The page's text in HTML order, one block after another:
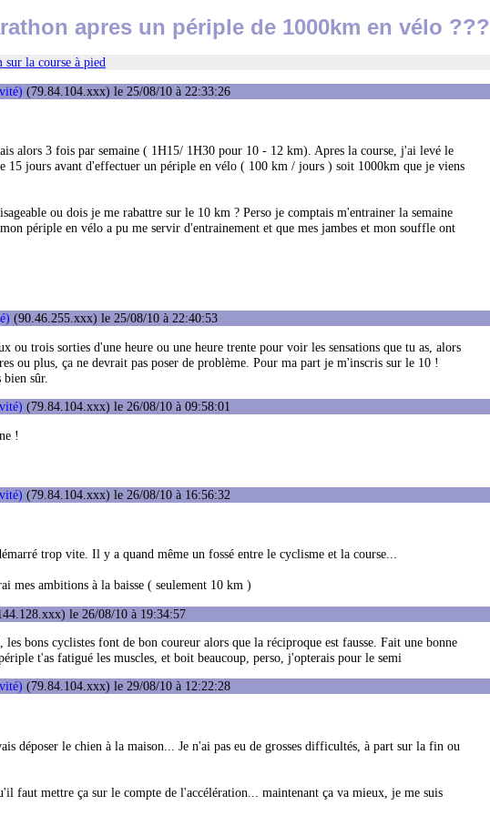
apres un périple de 1000km en vélo ???
la course à pied
(79.84.104.xxx) le 25/08/10 à 22:33:26
alors 3 fois par semaine ( 1H15/ 1H30 pour 10 - 12 km). Apres la course, j'ai levé le
15 jours avant d'effectuer un périple en vélo ( 100 km / jours ) soit 1000km que je viens
ou dois je me rabattre sur le 10 km ? Perso je comptais m'entrainer la semaine
périple en vélo a pu me servir d'entrainement et que mes jambes et mon souffle ont
(90.46.255.xxx) le 25/08/10 à 22:40:53
trois sorties d'une heure ou une heure trente pour voir les sensations que tu as, alors
ou plus, ça ne devrait pas poser de problème. Pour ma part je m'inscris sur le 10 !
sûr.
(79.84.104.xxx) le 26/08/10 à 09:58:01
!
(79.84.104.xxx) le 26/08/10 à 16:56:32
trop vite. Il y a quand même un fossé entre le cyclisme et la course...
mes ambitions à la baisse ( seulement 10 km )
le 26/08/10 à 19:34:57
bons cyclistes font de bon coureur alors que la réciproque est fausse. Fait une bonne
t'as fatigué les muscles, et boit beaucoup, perso, j'opterais pour le semi
(79.84.104.xxx) le 29/08/10 à 12:22:28
déposer le chien à la maison... Je n'ai pas eu de grosses difficultés, à part sur la fin ou
faut mettre ça sur le compte de l'accélération... maintenant ça va mieux, je me suis